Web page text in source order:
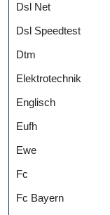
Dsl Net
Dsl Speedtest
Dtm
Elektrotechnik
Englisch
Eufh
Ewe
Fc
Fc Bayern